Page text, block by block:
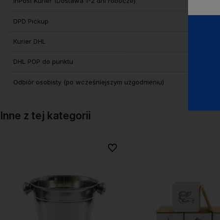
DPD Pickup
Kurier DHL
DHL POP do punktu
Odbiór osobisty(po wcześniejszym uzgodnieniu)
Inne z tej kategorii
Do ulubionych
Do ulubionych